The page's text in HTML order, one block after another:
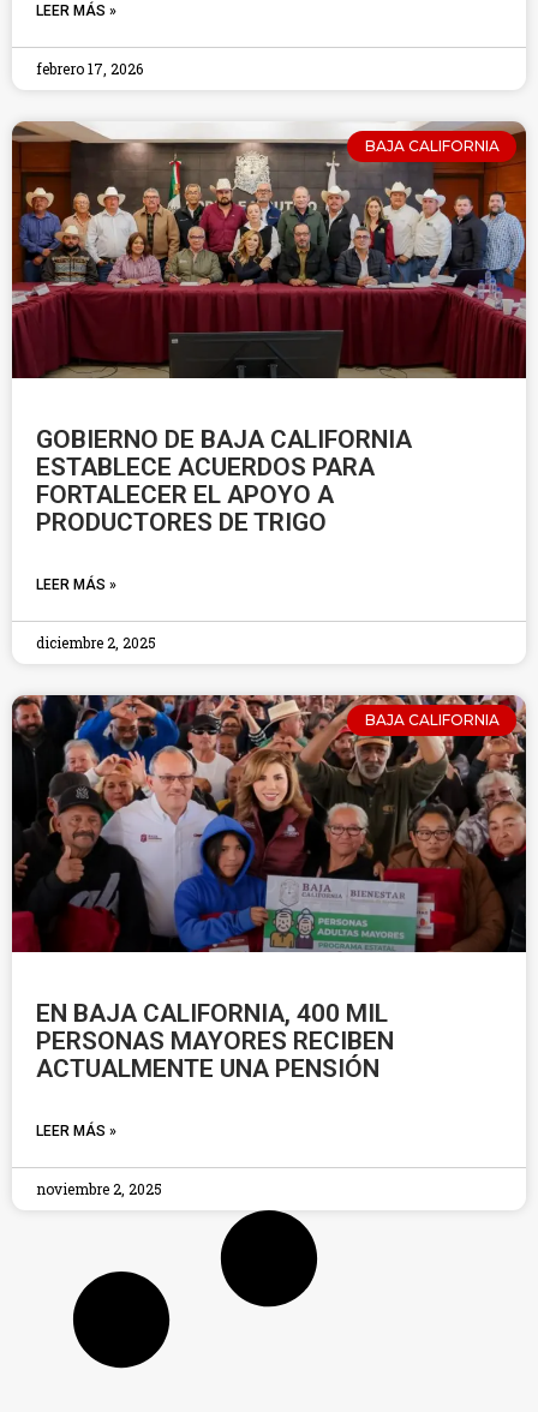
LEER MÁS »
febrero 17, 2026
BAJA CALIFORNIA
GOBIERNO DE BAJA CALIFORNIA
ESTABLECE ACUERDOS PARA
FORTALECER EL APOYO A
PRODUCTORES DE TRIGO
LEER MÁS »
diciembre 2, 2025
BAJA CALIFORNIA
EN BAJA CALIFORNIA, 400 MIL
PERSONAS MAYORES RECIBEN
ACTUALMENTE UNA PENSIÓN
LEER MÁS »
noviembre 2, 2025